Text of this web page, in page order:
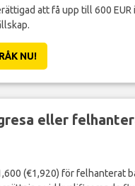
att få upp till 600
NU!
eller
(€1,920) för felhanterat